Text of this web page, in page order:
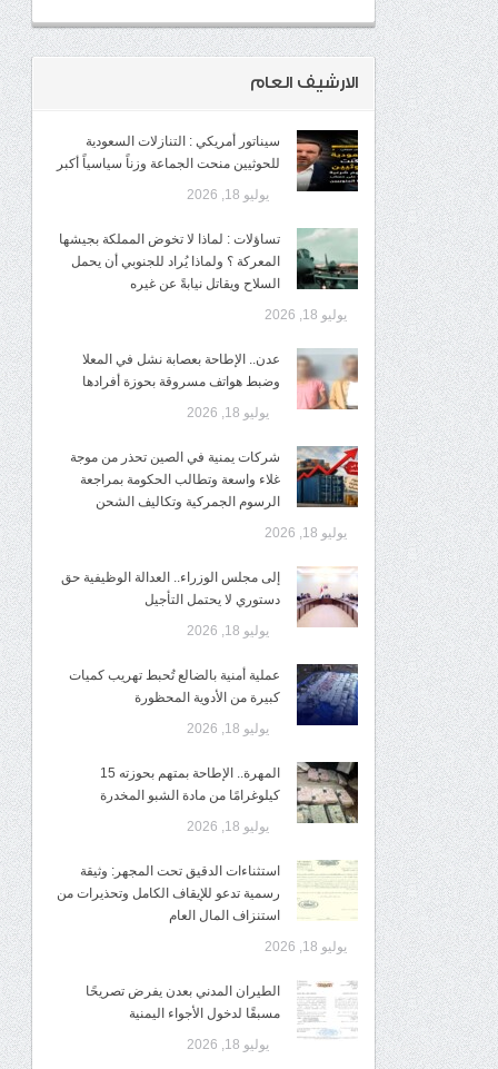
الارشيف العام
سيناتور أمريكي : التنازلات السعودية
للحوثيين منحت الجماعة وزناً سياسياً أكبر
يوليو 18, 2026
تساؤلات : لماذا لا تخوض المملكة بجيشها
المعركة ؟ ولماذا يُراد للجنوبي أن يحمل
السلاح ويقاتل نيابةً عن غيره
يوليو 18, 2026
عدن.. الإطاحة بعصابة نشل في المعلا
وضبط هواتف مسروقة بحوزة أفرادها
يوليو 18, 2026
شركات يمنية في الصين تحذر من موجة
غلاء واسعة وتطالب الحكومة بمراجعة
الرسوم الجمركية وتكاليف الشحن
يوليو 18, 2026
إلى مجلس الوزراء.. العدالة الوظيفية حق
دستوري لا يحتمل التأجيل
يوليو 18, 2026
عملية أمنية بالضالع تُحبط تهريب كميات
كبيرة من الأدوية المحظورة
يوليو 18, 2026
المهرة.. الإطاحة بمتهم بحوزته 15
كيلوغرامًا من مادة الشبو المخدرة
يوليو 18, 2026
استثناءات الدقيق تحت المجهر: وثيقة
رسمية تدعو للإيقاف الكامل وتحذيرات من
استنزاف المال العام
يوليو 18, 2026
الطيران المدني بعدن يفرض تصريحًا
مسبقًا لدخول الأجواء اليمنية
يوليو 18, 2026